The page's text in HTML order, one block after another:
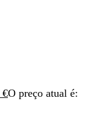
€O preço atual é: